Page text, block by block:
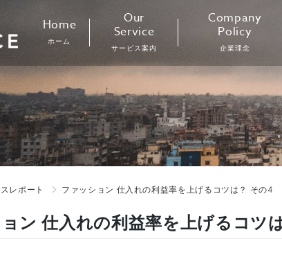
Home
ホーム
Our
Service
サービス案内
Company
Policy
企業理念
レポート ファッション 仕入れの利益率を上げるコツは？ その4
ン 仕入れの利益率を上げるコツ